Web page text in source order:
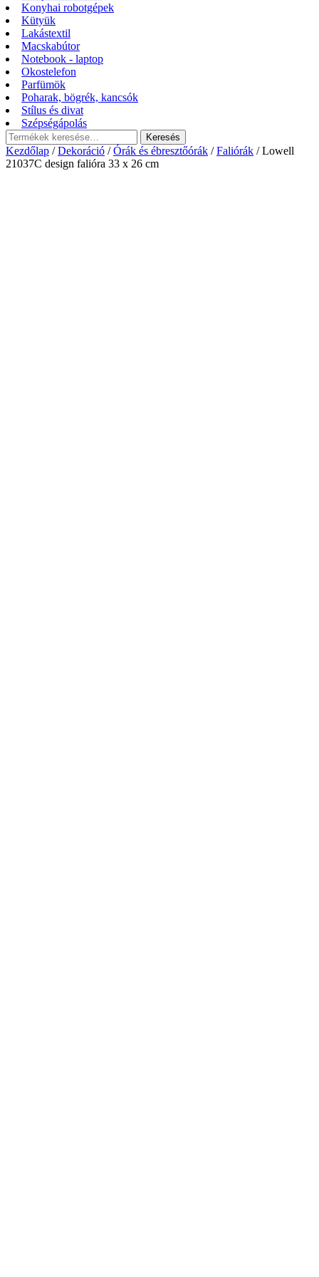
Konyhai robotgépek
Kütyük
Lakástextil
Macskabútor
Notebook - laptop
Okostelefon
Parfümök
Poharak, bögrék, kancsók
Stílus és divat
Szépségápolás
Keresés
a
következőre:
Keresés
Kezdőlap /Dekoráció /Órák és ébresztőórák /Faliórák / Lowell
21037C design falióra 33 x 26 cm